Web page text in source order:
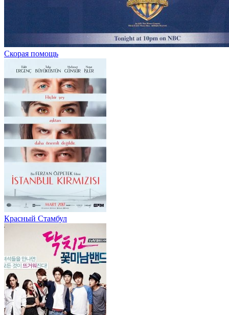
Скорая помощь
Красный Стамбул